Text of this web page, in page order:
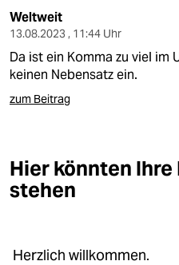
genossenschaft
epaper login
Weltweit
13.08.2023 , 11:44 Uhr
Da ist ein Komma zu viel
keinen Nebensatz ein.
zum Beitrag
Hier könnten
stehen
Herzlich willkommen.